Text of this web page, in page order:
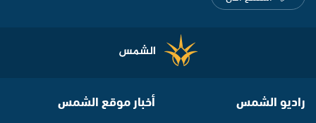
راديو الشمس أخبار موقع الشمس